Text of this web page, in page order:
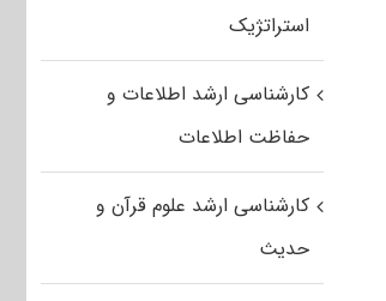
استراتژیک
کارشناسی ارشد اطلاعات و
حفاظت اطلاعات
کارشناسی ارشد علوم قرآن و
حدیث